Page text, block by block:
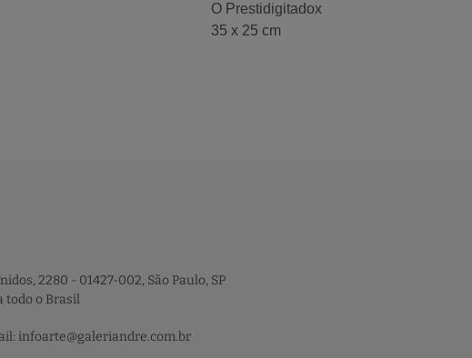
O Prestidigitadox
35 x 25 cm
2280 - 01427-002, São Paulo, SP
todo o Brasil
infoarte@galeriandre.com.br